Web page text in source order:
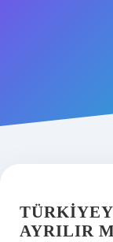
Hakkımızda
AYRILIR